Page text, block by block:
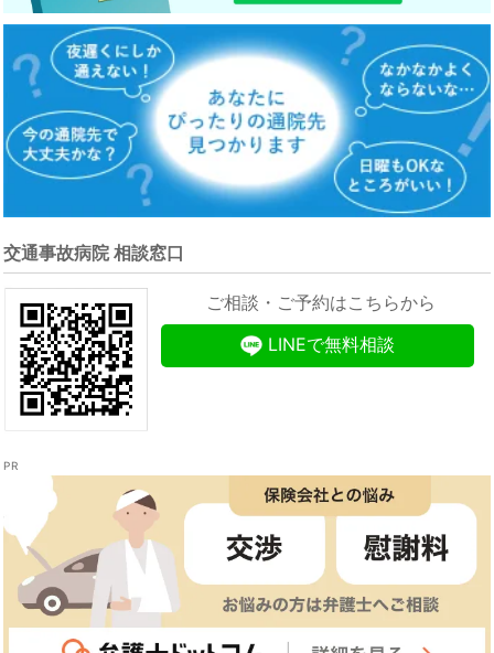
交通事故病院 相談窓口
ご相談・ご予約はこちらから
LINEで無料相談